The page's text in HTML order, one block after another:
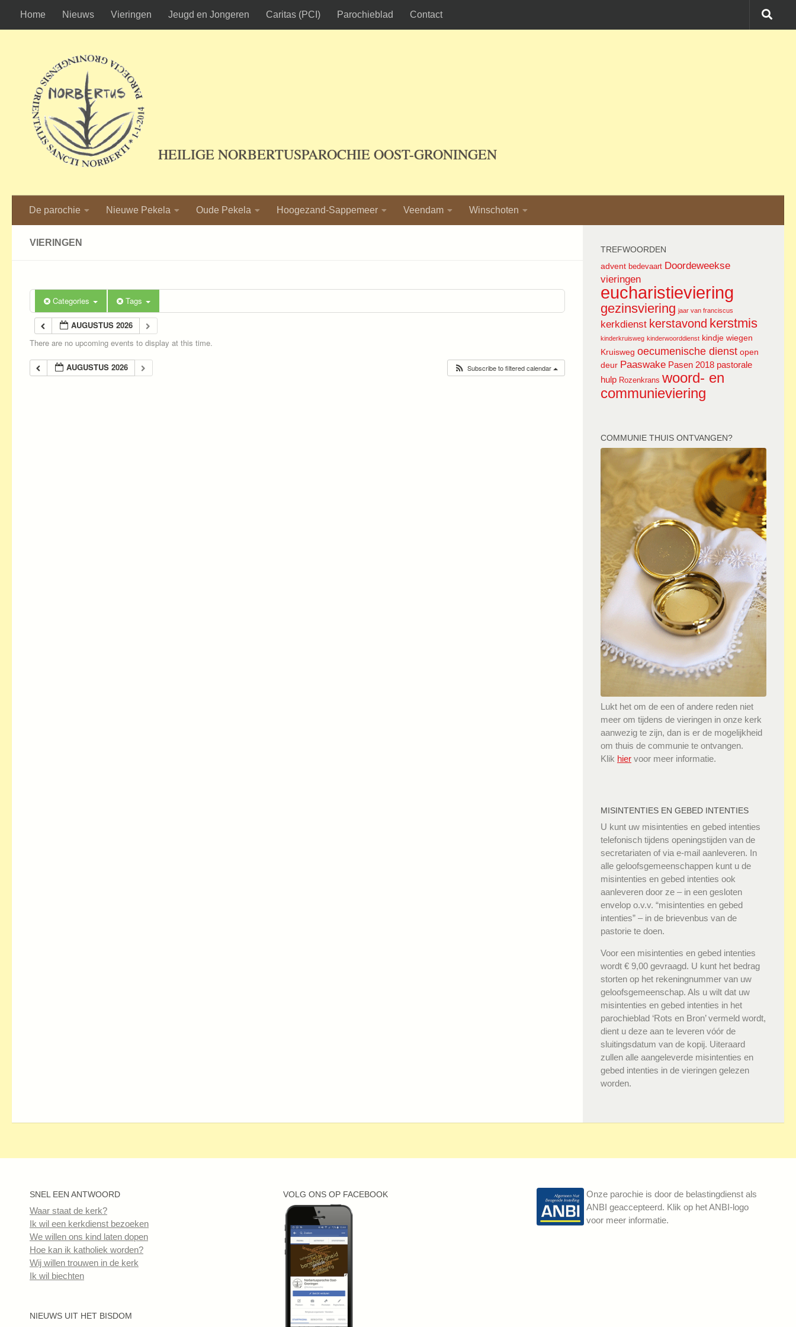
Ga naar de inhoud
Home Nieuws Vieringen Jeugd en Jongeren Caritas (PCI) Parochieblad Contact
HEILIGE NORBERTUSPAROCHIE OOST-GRONINGEN
De parochie Nieuwe Pekela Oude Pekela Hoogezand-Sappemeer Veendam Winschoten
VIERINGEN
Categories Tags
AUGUSTUS 2026
There are no upcoming events to display at this time.
AUGUSTUS 2026 Subscribe to filtered calendar
TREFWOORDEN
advent bedevaart Doordeweekse
vieringen
eucharistieviering
gezinsviering jaar van franciscus
kerkdienst kerstavond kerstmis
kinderkruisweg kinderwoorddienst kindje wiegen
Kruisweg oecumenische dienst open
deur Paaswake Pasen 2018 pastorale
hulp Rozenkrans woord- en
communieviering
COMMUNIE THUIS ONTVANGEN?
Lukt het om de een of andere reden niet
meer om tijdens de vieringen in onze kerk
aanwezig te zijn, dan is er de mogelijkheid
om thuis de communie te ontvangen.
Klik hier voor meer informatie.
MISINTENTIES EN GEBED INTENTIES
U kunt uw misintenties en gebed intenties
telefonisch tijdens openingstijden van de
secretariaten of via e-mail aanleveren. In
alle geloofsgemeenschappen kunt u de
misintenties en gebed intenties ook
aanleveren door ze – in een gesloten
envelop o.v.v. “misintenties en gebed
intenties” – in de brievenbus van de
pastorie te doen.
Voor een misintenties en gebed intenties
wordt € 9,00 gevraagd. U kunt het bedrag
storten op het rekeningnummer van uw
geloofsgemeenschap. Als u wilt dat uw
misintenties en gebed intenties in het
parochieblad ‘Rots en Bron’ vermeld wordt,
dient u deze aan te leveren vóór de
sluitingsdatum van de kopij. Uiteraard
zullen alle aangeleverde misintenties en
gebed intenties in de vieringen gelezen
worden.
SNEL EEN ANTWOORD
Waar staat de kerk?
Ik wil een kerkdienst bezoeken
We willen ons kind laten dopen
Hoe kan ik katholiek worden?
Wij willen trouwen in de kerk
Ik wil biechten
NIEUWS UIT HET BISDOM
VOLG ONS OP FACEBOOK
Onze parochie is door de belastingdienst als
ANBI geaccepteerd. Klik op het ANBI-logo
voor meer informatie.